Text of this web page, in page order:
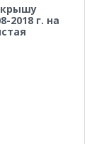
крышу
2018 г. на